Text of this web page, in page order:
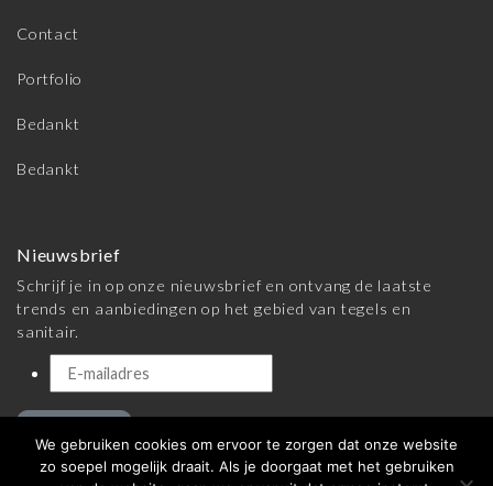
Contact
Portfolio
Bedankt
Bedankt
Nieuwsbrief
Schrijf je in op onze nieuwsbrief en ontvang de laatste
trends en aanbiedingen op het gebied van tegels en
sanitair.
We gebruiken cookies om ervoor te zorgen dat onze website
zo soepel mogelijk draait. Als je doorgaat met het gebruiken